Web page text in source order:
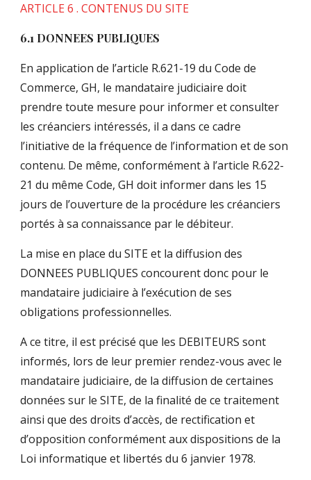
ARTICLE 6 . CONTENUS DU SITE
6.1 DONNEES PUBLIQUES
En application de l’article R.621-19 du Code de
Commerce, GH, le mandataire judiciaire doit
prendre toute mesure pour informer et consulter
les créanciers intéressés, il a dans ce cadre
l’initiative de la fréquence de l’information et de son
contenu. De même, conformément à l’article R.622-
21 du même Code, GH doit informer dans les 15
jours de l’ouverture de la procédure les créanciers
portés à sa connaissance par le débiteur.
La mise en place du SITE et la diffusion des
DONNEES PUBLIQUES concourent donc pour le
mandataire judiciaire à l’exécution de ses
obligations professionnelles.
A ce titre, il est précisé que les DEBITEURS sont
informés, lors de leur premier rendez-vous avec le
mandataire judiciaire, de la diffusion de certaines
données sur le SITE, de la finalité de ce traitement
ainsi que des droits d’accès, de rectification et
d’opposition conformément aux dispositions de la
Loi informatique et libertés du 6 janvier 1978.